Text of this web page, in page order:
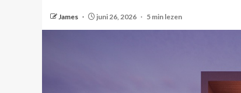
James juni 26, 2026 5 min lezen